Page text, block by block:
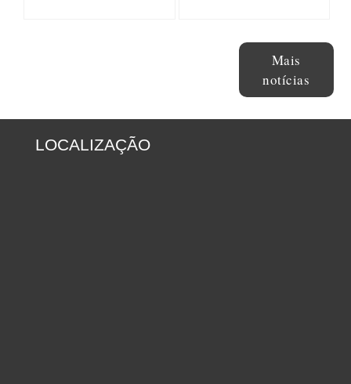
Mais
notícias
LOCALIZAÇÃO